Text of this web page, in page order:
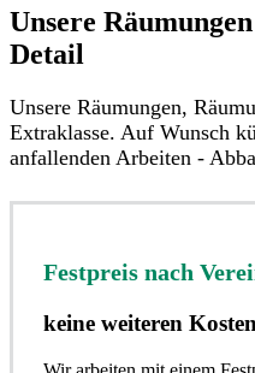
Unsere
Detail​
Unsere Räumungen,
Extraklasse. Auf Wunsch
anfallenden Arbeiten -
Festpreis nach
keine weiteren Kosten